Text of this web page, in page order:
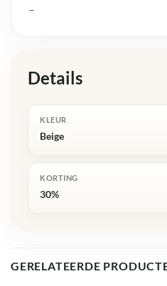
–
Details
KLEUR
Beige
KORTING
30%
GERELATEERDE